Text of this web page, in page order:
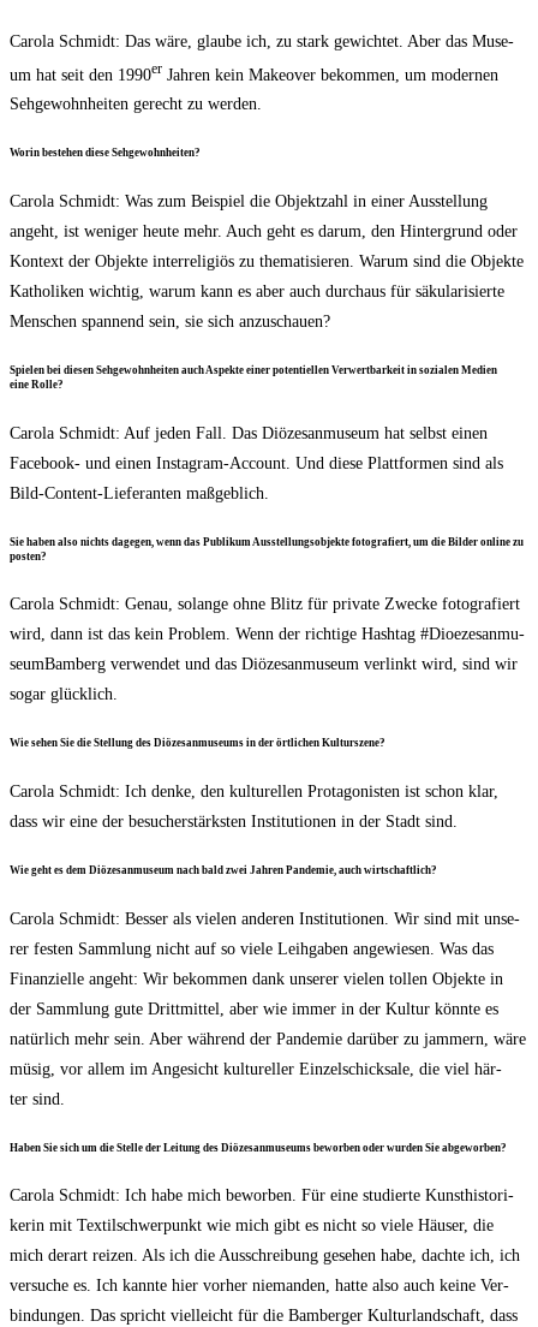
Caro­la Schmidt: Das wäre, glau­be ich, zu stark gewich­tet. Aber das Muse­
um hat seit den 1990er Jah­ren kein Make­over bekom­men, um moder­nen
Seh­ge­wohn­hei­ten gerecht zu werden.
Wor­in bestehen die­se Sehgewohnheiten?
Caro­la Schmidt: Was zum Bei­spiel die Objekt­zahl in einer Aus­stel­lung
angeht, ist weni­ger heu­te mehr. Auch geht es dar­um, den Hin­ter­grund oder
Kon­text der Objek­te inter­re­li­gi­ös zu the­ma­ti­sie­ren. War­um sind die Objek­te
Katho­li­ken wich­tig, war­um kann es aber auch durch­aus für säku­la­ri­sier­te
Men­schen span­nend sein, sie sich anzuschauen?
Spie­len bei die­sen Seh­ge­wohn­hei­ten auch Aspek­te einer poten­ti­el­len Ver­wert­bar­keit in sozia­len Medi­en
eine Rolle?
Caro­la Schmidt: Auf jeden Fall. Das Diö­ze­san­mu­se­um hat selbst einen
Face­book- und einen Insta­gram-Account. Und die­se Platt­for­men sind als
Bild-Con­tent-Lie­fe­ran­ten maßgeblich.
Sie haben also nichts dage­gen, wenn das Publi­kum Aus­stel­lungs­ob­jek­te foto­gra­fiert, um die Bil­der online zu
posten?
Caro­la Schmidt: Genau, solan­ge ohne Blitz für pri­va­te Zwe­cke foto­gra­fiert
wird, dann ist das kein Pro­blem. Wenn der rich­ti­ge Hash­tag #Dioe­ze­san­mu­
se­um­Bam­berg ver­wen­det und das Diö­ze­san­mu­se­um ver­linkt wird, sind wir
sogar glücklich.
Wie sehen Sie die Stel­lung des Diö­ze­san­mu­se­ums in der ört­li­chen Kulturszene?
Caro­la Schmidt: Ich den­ke, den kul­tu­rel­len Prot­ago­nis­ten ist schon klar,
dass wir eine der besu­cher­stärks­ten Insti­tu­tio­nen in der Stadt sind.
Wie geht es dem Diö­ze­san­mu­se­um nach bald zwei Jah­ren Pan­de­mie, auch wirtschaftlich?
Caro­la Schmidt: Bes­ser als vie­len ande­ren Insti­tu­tio­nen. Wir sind mit unse­
rer fes­ten Samm­lung nicht auf so vie­le Leih­ga­ben ange­wie­sen. Was das
Finan­zi­el­le angeht: Wir bekom­men dank unse­rer vie­len tol­len Objek­te in
der Samm­lung gute Dritt­mit­tel, aber wie immer in der Kul­tur könn­te es
natür­lich mehr sein. Aber wäh­rend der Pan­de­mie dar­über zu jam­mern, wäre
müsig, vor allem im Ange­sicht kul­tu­rel­ler Ein­zel­schick­sa­le, die viel här­
ter sind.
Haben Sie sich um die Stel­le der Lei­tung des Diö­ze­san­mu­se­ums bewor­ben oder wur­den Sie abgeworben?
Caro­la Schmidt: Ich habe mich bewor­ben. Für eine stu­dier­te Kunst­his­to­ri­
ke­rin mit Tex­til­schwer­punkt wie mich gibt es nicht so vie­le Häu­ser, die
mich der­art rei­zen. Als ich die Aus­schrei­bung gese­hen habe, dach­te ich, ich
ver­su­che es. Ich kann­te hier vor­her nie­man­den, hat­te also auch kei­ne Ver­
bin­dun­gen. Das spricht viel­leicht für die Bam­ber­ger Kul­tur­land­schaft, dass